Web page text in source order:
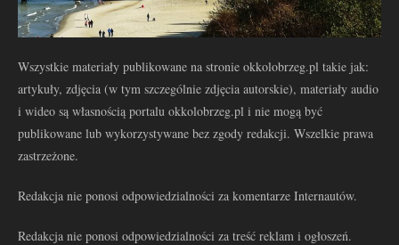
Wszystkie materiały publikowane na stronie okkolobrzeg.pl takie jak:
artykuły, zdjęcia (w tym szczególnie zdjęcia autorskie), materiały audio
i wideo są własnością portalu okkolobrzeg.pl i nie mogą być
publikowane lub wykorzystywane bez zgody redakcji. Wszelkie prawa
zastrzeżone.
Redakcja nie ponosi odpowiedzialności za komentarze Internautów.
Redakcja nie ponosi odpowiedzialności za treść reklam i ogłoszeń.